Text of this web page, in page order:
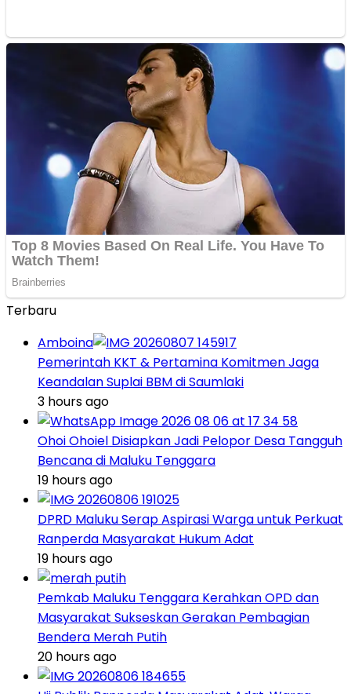
Terbaru
Amboina
Pemerintah KKT & Pertamina Komitmen Jaga
Keandalan Suplai BBM di Saumlaki
3 hours ago
Ohoi Ohoiel Disiapkan Jadi Pelopor Desa Tangguh
Bencana di Maluku Tenggara
19 hours ago
DPRD Maluku Serap Aspirasi Warga untuk Perkuat
Ranperda Masyarakat Hukum Adat
19 hours ago
Pemkab Maluku Tenggara Kerahkan OPD dan
Masyarakat Sukseskan Gerakan Pembagian
Bendera Merah Putih
20 hours ago